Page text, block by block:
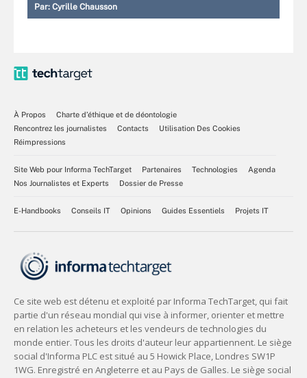
Par: Cyrille Chausson
À Propos
Charte d’éthique et de déontologie
Rencontrez les journalistes
Contacts
Utilisation Des Cookies
Réimpressions
Site Web pour Informa TechTarget Partenaires Technologies
Agenda
Nos Journalistes et Experts
Dossier de Presse
E-Handbooks Conseils IT Opinions Guides Essentiels Projets IT